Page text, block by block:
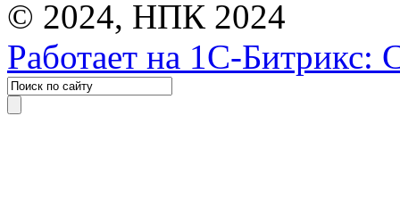
© 2024, НПК 2024
Работает на 1С-Битрикс: